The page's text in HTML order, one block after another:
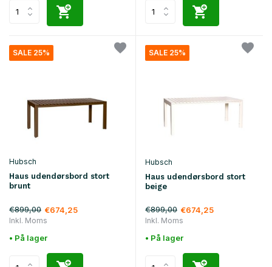
SALE 25%
Hubsch
Haus udendørsbord stort
brunt
€899,00 €674,25
Inkl. Moms
• På lager
SALE 25%
Hubsch
Haus udendørsbord stort
beige
€899,00 €674,25
Inkl. Moms
• På lager